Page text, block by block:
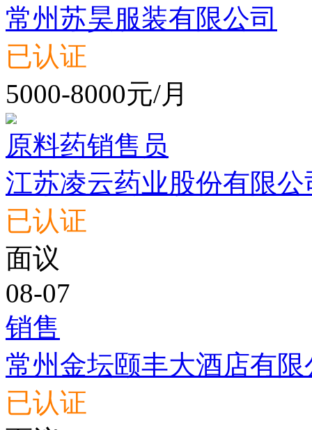
常州苏昊服装有限公司
已认证
5000-8000元/月
原料药销售员
江苏凌云药业股份有限公
已认证
面议
08-07
销售
常州金坛颐丰大酒店有限
已认证